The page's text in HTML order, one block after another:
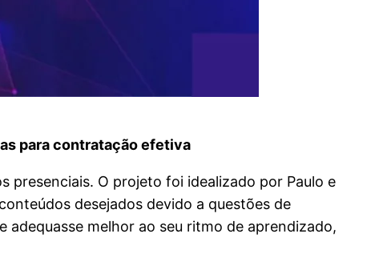
para contratação efetiva
presenciais. O projeto foi idealizado por Paulo e
desejados devido a questões de
adequasse melhor ao seu ritmo de aprendizado,